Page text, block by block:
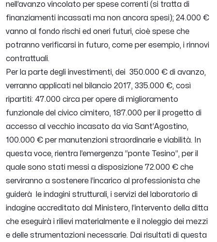
nell’avanzo vincolato per spese correnti (si tratta di
finanziamenti incassati ma non ancora spesi); 24.000 €
vanno al fondo rischi ed oneri futuri, cioè spese che
potranno verificarsi in futuro, come per esempio, i rinnovi
contrattuali.
Per la parte degli investimenti, dei 350.000 € di avanzo,
verranno applicati nel bilancio 2017, 335.000 €, così
ripartiti: 47.000 circa per opere di miglioramento
funzionale del civico cimitero, 187.000 per il progetto di
accesso al vecchio incasato da via Sant’Agostino,
100.000 € per manutenzioni straordinarie e viabilità. In
questa voce, rientra l’emergenza “ponte Tesino”, per il
quale sono stati messi a disposizione 72.000 € che
serviranno a sostenere l’incarico al professionista che
guiderà le indagini strutturali, i servizi del laboratorio di
indagine accreditato dal Ministero, l’intervento della ditta
che eseguirà i rilievi materialmente e il noleggio dei mezzi
e delle strumentazioni necessarie. Dai risultati di questa